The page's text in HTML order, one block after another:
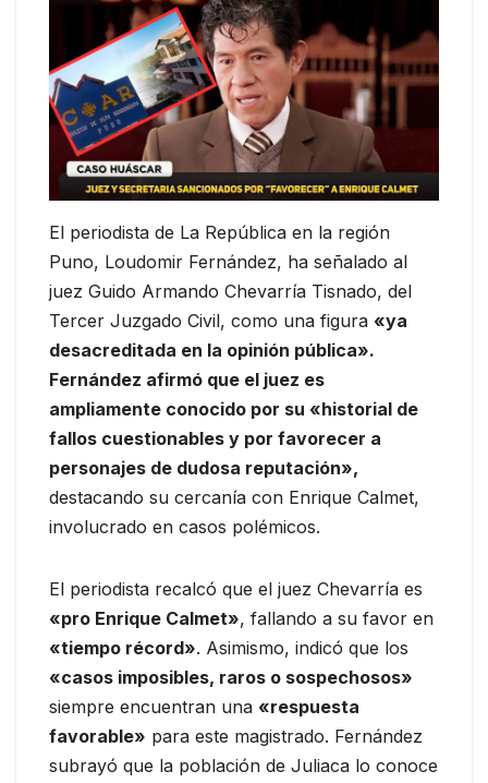
El periodista de La República en la región
Puno, Loudomir Fernández, ha señalado al
juez Guido Armando Chevarría Tisnado, del
Tercer Juzgado Civil, como una figura «ya
desacreditada en la opinión pública».
Fernández afirmó que el juez es
ampliamente conocido por su «historial de
fallos cuestionables y por favorecer a
personajes de dudosa reputación»,
destacando su cercanía con Enrique Calmet,
involucrado en casos polémicos.
El periodista recalcó que el juez Chevarría es
«pro Enrique Calmet», fallando a su favor en
«tiempo récord». Asimismo, indicó que los
«casos imposibles, raros o sospechosos»
siempre encuentran una «respuesta
favorable» para este magistrado. Fernández
subrayó que la población de Juliaca lo conoce